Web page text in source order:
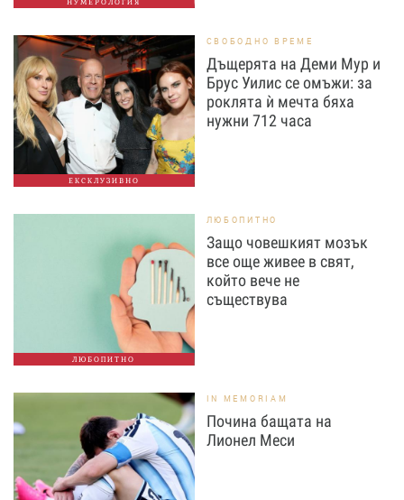
НУМЕРОЛОГИЯ
ЕКСКЛУЗИВНО
СВОБОДНО ВРЕМЕ
Дъщерята на Деми Мур и
Брус Уилис се омъжи: за
роклята ѝ мечта бяха
нужни 712 часа
ЛЮБОПИТНО
ЛЮБОПИТНО
Защо човешкият мозък
все още живее в свят,
който вече не
съществува
IN MEMORIAM
Почина бащата на
Лионел Меси